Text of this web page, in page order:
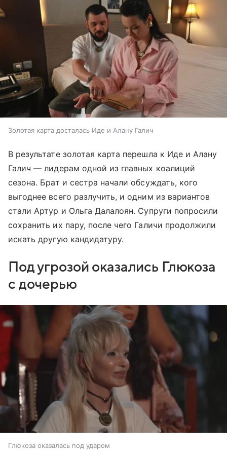
Золотая карта досталась Иде и Алану Галич
В результате золотая карта перешла к Иде и Алану
Галич — лидерам одной из главных коалиций
сезона. Брат и сестра начали обсуждать, кого
выгоднее всего разлучить, и одним из вариантов
стали Артур и Ольга Далалоян. Супруги попросили
сохранить их пару, после чего Галичи продолжили
искать другую кандидатуру.
Под угрозой оказались Глюкоза
с дочерью
Глюкоза оказалась под ударом